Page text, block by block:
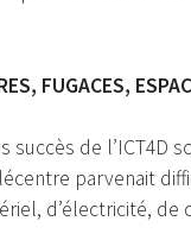
FUGACES,
de l’ICT4D
parvenait
d’électricité,